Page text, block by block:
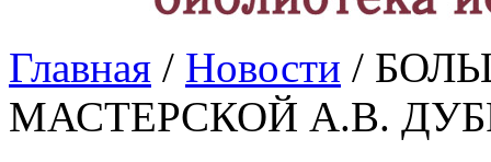
Главная / Новости /
МАСТЕРСКОЙ А.В.